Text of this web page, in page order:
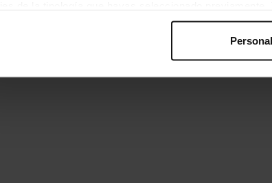
porque permiten recordar tus opciones de
cookies necesarias son imprescindibles para el
de cookies”, que encontrarás en el menú de la parte